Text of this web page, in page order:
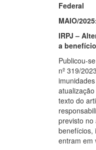
Federal
MAIO/
IRPJ –
a
Publicou-
nº 319/
texto do
previsto no
benefícios,
entram em